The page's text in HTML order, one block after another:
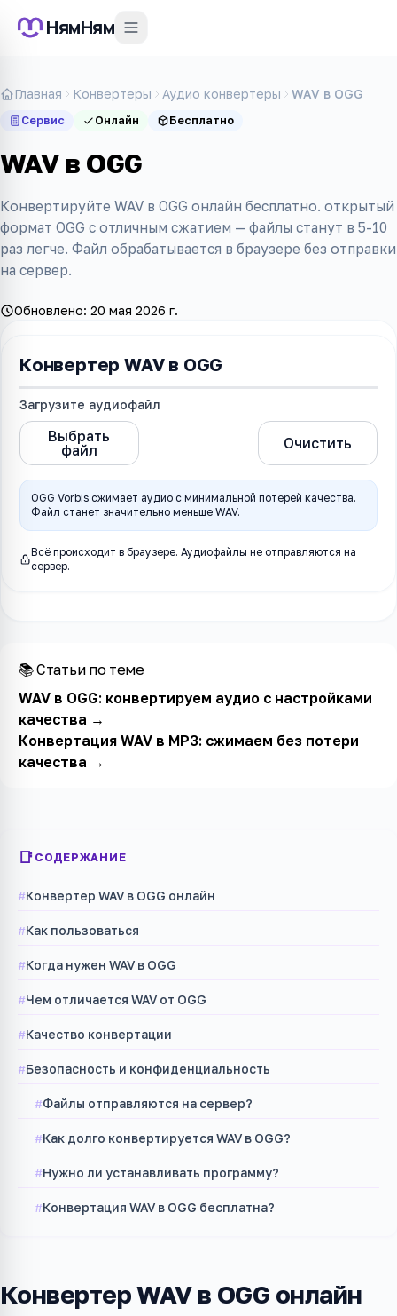
НямНям
Главная Конвертеры Аудио конвертеры WAV в OGG
Сервис Онлайн Бесплатно
WAV в OGG
Конвертируйте WAV в OGG онлайн бесплатно. открытый
формат OGG с отличным сжатием — файлы станут в 5-10
раз легче. Файл обрабатывается в браузере без отправки
на сервер.
Обновлено: 20 мая 2026 г.
Конвертер WAV в OGG
Загрузите аудиофайл
Выбрать
файл
Очистить
OGG Vorbis сжимает аудио с минимальной потерей качества.
Файл станет значительно меньше WAV.
Всё происходит в браузере. Аудиофайлы не отправляются на
сервер.
📚 Статьи по теме
WAV в OGG: конвертируем аудио с настройками
качества →
Конвертация WAV в MP3: сжимаем без потери
качества →
СОДЕРЖАНИЕ
Конвертер WAV в OGG онлайн
Как пользоваться
Когда нужен WAV в OGG
Чем отличается WAV от OGG
Качество конвертации
Безопасность и конфиденциальность
Файлы отправляются на сервер?
Как долго конвертируется WAV в OGG?
Нужно ли устанавливать программу?
Конвертация WAV в OGG бесплатна?
Конвертер WAV в OGG онлайн